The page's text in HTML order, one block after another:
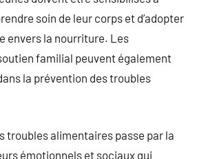
soin de leur corps et d’adopter
envers la nourriture. Les
familial peuvent également
la prévention des troubles
troubles alimentaires passe par la
émotionnels et sociaux qui